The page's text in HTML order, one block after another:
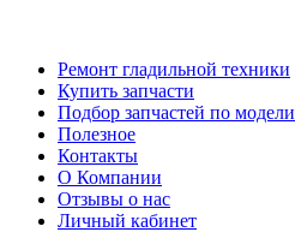
Ремонт гладильной техники
Купить запчасти
Подбор запчастей по модели
Полезное
Контакты
О Компании
Отзывы о нас
Личный кабинет